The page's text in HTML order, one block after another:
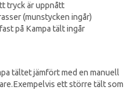
tryck är uppnått
(munstycken ingår)
på Kampa tält ingår
tältet jämfört med en manuell
ett större tält som